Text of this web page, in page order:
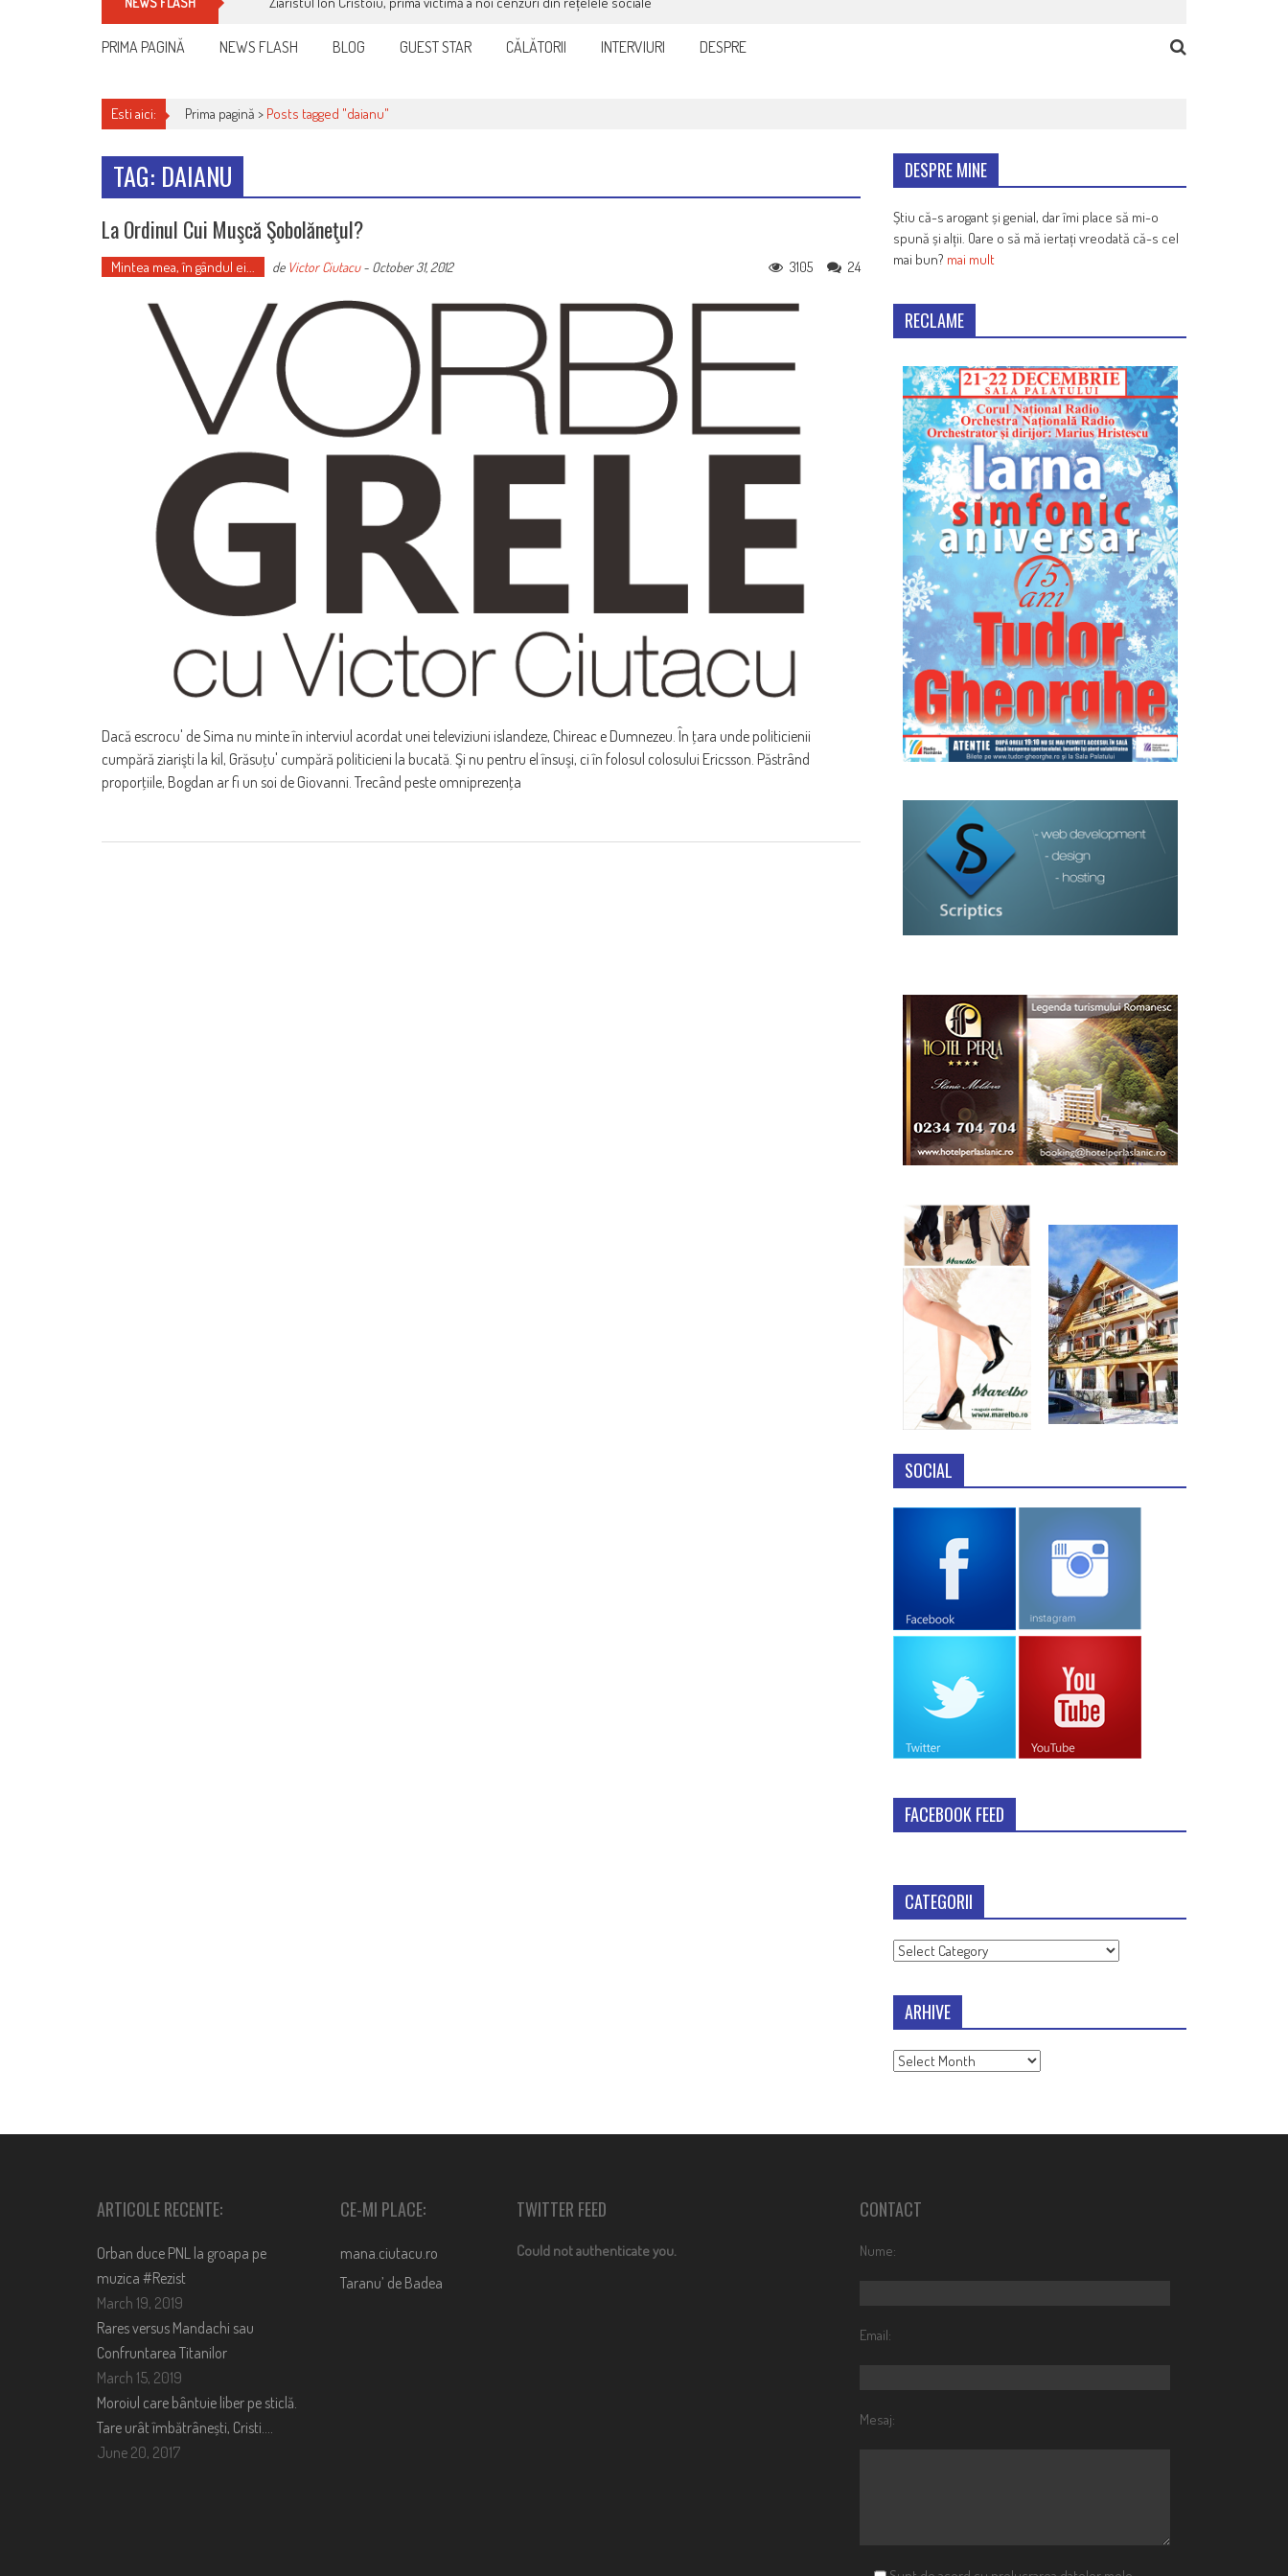
PRIMA PAGINĂ NEWS FLASH BLOG GUEST STAR CĂLĂTORII INTERVIURI DESPRE
Esti aici: Prima pagină > Posts tagged "daianu"
TAG: DAIANU
La Ordinul Cui Muşcă Şobolăneţul?
Mintea mea, în gândul ei... de Victor Ciutacu- October 31, 2012 24
3105
Dacă escrocu' de Sima nu minte în interviul acordat unei televiziuni islandeze, Chireac e Dumnezeu. În ţara unde politicienii
cumpără ziarişti la kil, Grăsuţu' cumpără politicieni la bucată. Şi nu pentru el însuşi, ci în folosul colosului Ericsson. Păstrând
proporţiile, Bogdan ar fi un soi de Giovanni. Trecând peste omniprezenţa
DESPRE MINE
Știu că-s arogant și genial, dar îmi place să mi-o
spună și alții. Oare o să mă iertați vreodată că-s cel
mai bun? mai mult
RECLAME
SOCIAL
FACEBOOK FEED
CATEGORII
Categorii
ARHIVE
Arhive
ARTICOLE RECENTE:
Orban duce PNL la groapa pe
muzica #Rezist
March 19, 2019
Rares versus Mandachi sau
Confruntarea Titanilor
March 15, 2019
Moroiul care bântuie liber pe sticlă.
Tare urât îmbătrânești, Cristi….
June 20, 2017
CE-MI PLACE:
mana.ciutacu.ro
Taranu’ de Badea
TWITTER FEED
Could not authenticate you.
CONTACT
Nume:
Email:
Mesaj: